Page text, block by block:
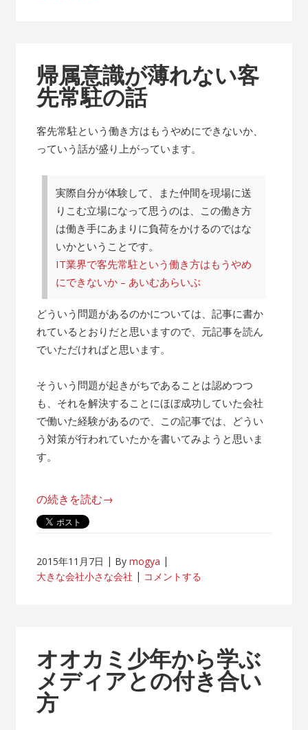
帰属意識が薄れない客
先常駐の話
客先常駐という働き方はもうやめにできないか、
っていう話が盛り上がっています。
実際自分が体験して、また仲間を現場に送
りこむ立場になって思うのは、この働き方
は働き手にあまりに負荷をかけるのではな
いかということです。
IT業界で客先常駐という働き方はもうやめ
にできないか – あいむあらいぶ
どういう問題があるのかについては、記事に書か
れているとおりだと思いますので、元記事を読ん
でいただければと思います。
そういう問題が起きがちであることは認めつつ
も、それを解決することにほぼ成功していた会社
で働いた経験があるので、この記事では、どうい
う対策が行われていたかを書いてみようと思いま
す。
“帰
属
が
客
先
常
駐
の続きを読む→
2015年11月7日 Bymogya
大きな会社小さな会社
コメントする
オオカミ少年から学ぶ
メディアとの付き合い
方